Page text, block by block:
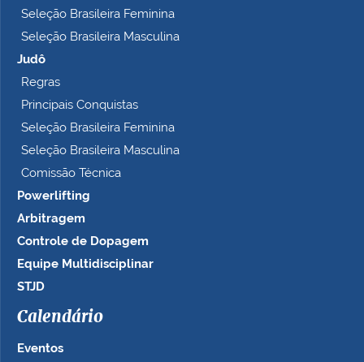
Seleção Brasileira Feminina
Seleção Brasileira Masculina
Judô
Regras
Principais Conquistas
Seleção Brasileira Feminina
Seleção Brasileira Masculina
Comissão Técnica
Powerlifting
Arbitragem
Controle de Dopagem
Equipe Multidisciplinar
STJD
Calendário
Eventos